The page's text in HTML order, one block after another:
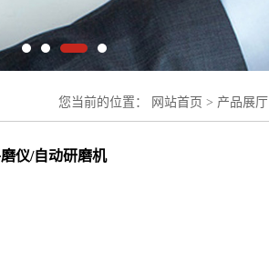
您当前的位置： 网站首页 > 产品展厅
仪/自动研磨机